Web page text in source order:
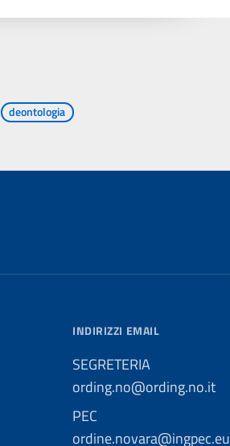
deontologia
INDIRIZZI EMAIL
SEGRETERIA
ording.no@ording.no.it
PEC
ordine.novara@ingpec.eu